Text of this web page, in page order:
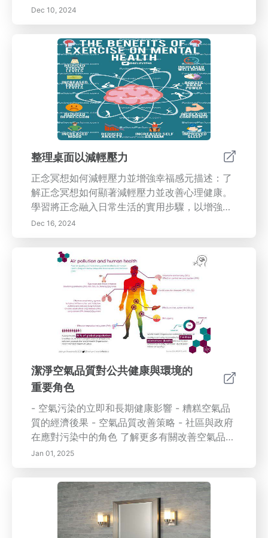
情感健康和改善家庭動態中的重要性。---歡迎來
到我們的全面指南，圍繞壓力管理和旨在創造家
庭和諧的正念實踐。壓力可能會顯著影響我們的
福祉和家庭關係，因此了解其影響並主動管理至
關重要。本文深入探討了常見的家庭壓力源，如
溝通問題、經濟憂慮和時間管理挑戰，提供有效
的解決方案以培養一個充滿關愛的氛圍。了解正
念冥想的強大好處及其如何改變您對壓力的應對
方式。我們提供將正念融入日常生活的技術，並
提供創建寧靜環境的洞見。發現這些實踐如何改
善情緒調節、增強家庭紐帶以及提高整體福祉。
今天就開始您的寧靜家庭之旅吧！
Dec 10, 2024
整理桌面以減輕壓力
正念冥想如何減輕壓力並增強幸福感元描述：了
解正念冥想如何顯著減輕壓力並改善心理健康。
學習將正念融入日常生活的實用步驟，以增強專
注力、創造力和整體幸福感。今天就開始你向更
平靜、更專注生活的旅程吧！---正念冥想是一種
以當下的意識和接納為中心的實踐，已顯示出在
減輕壓力和情緒調節方面的顯著好處。本綜合指
南探討了正念背後的科學，並提供了開始冥想之
旅的實用步驟。從創建一個寧靜的冥想空間到將
正念融入日常任務，了解這種變革性的實踐如何
增強整體心理健康，提高注意力，並培養韌性思
維。探索正念的長期益處、潛在挑戰以及克服這
些挑戰的技巧，確保你踏上自我發現與寧靜的旅
程。無論你是冥想的新手，還是想加深自己的實
踐，本指南都為你提供在生活各個方面培養正念
的必備工具。
Dec 16, 2024
潔淨空氣品質對公共健康與環境的
重要角色
- 空氣污染的立即和長期健康影響 - 糟糕空氣品
質的經濟後果 - 空氣品質改善策略 - 社區與政府
在應對污染中的角色 了解更多有關改善空氣品質
和保護公共健康的信息！
Jan 01, 2025